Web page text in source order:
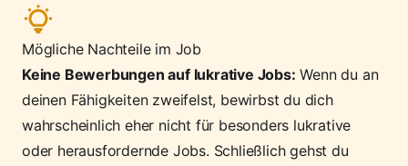
Mögliche Nachteile im Job
Keine Bewerbungen auf lukrative Jobs: Wenn du an
deinen Fähigkeiten zweifelst, bewirbst du dich
wahrscheinlich eher nicht für besonders lukrative
oder herausfordernde Jobs. Schließlich gehst du